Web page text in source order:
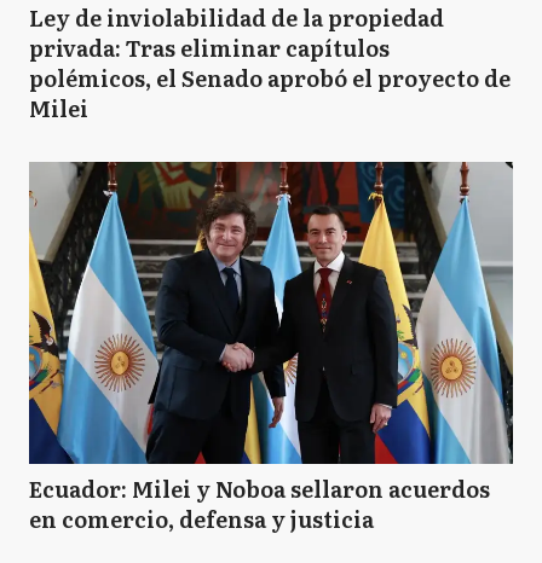
Ley de inviolabilidad de la propiedad
privada: Tras eliminar capítulos
polémicos, el Senado aprobó el proyecto de
Milei
Ecuador: Milei y Noboa sellaron acuerdos
en comercio, defensa y justicia